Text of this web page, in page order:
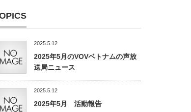
2025.5.12
2025年5月のVOVベトナムの声放
送局ニュース
2025.5.12
2025年5月 活動報告